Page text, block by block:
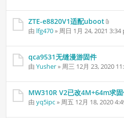
ZTE-e8820V1适配uboot
附
由 lfg470» 周日 1月 24, 2021 3:34
qca9531无缝漫游固件
由 Yusher» 周三 12月 23, 2020
MW310R V2已改4M+64m求
由 yq5ipc» 周五 12月 18, 2020